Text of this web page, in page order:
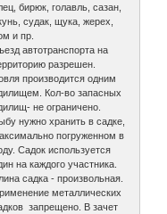
бирюк, голавль, сазан,
судак, щука, жерех,
и пр.
автотранспорта на
разрешен.
производится одним
Кол-во запасных
не ограничено.
нужно хранить в садке,
погруженном в
Садок используется
на каждого участника.
садка - произвольная.
металлических
запрещено. В зачет